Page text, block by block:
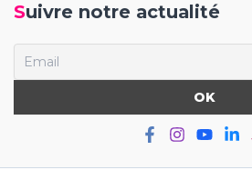
Suivre notre actualité